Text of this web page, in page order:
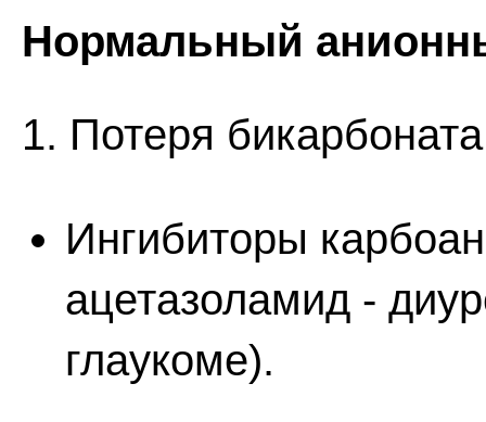
Нормальный
1. Потеря
Ингибиторы
ацетазоламид -
глаукоме).